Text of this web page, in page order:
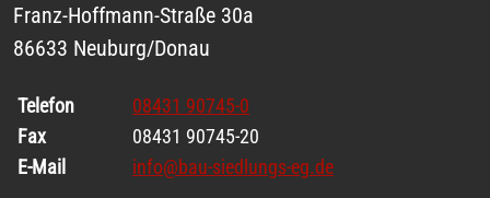
Franz-Hoffmann-Straße 30a
86633 Neuburg/Donau
Telefon
08431 90745-0
Fax
08431 90745-20
E-Mail
info@bau-siedlungs-eg.de